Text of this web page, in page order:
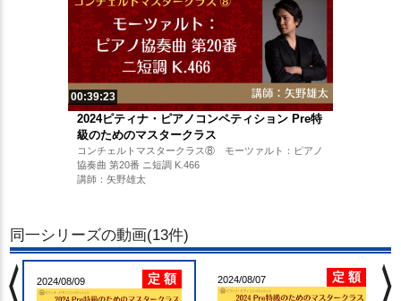
00:39:23
2024ピティナ・ピアノコンペティション Pre特
級のためのマスタークラス
コンチェルトマスタークラス⑧ モーツァルト：ピアノ
協奏曲 第20番 ニ短調 K.466
講師：矢野雄太
同一シリーズの動画(13件)
2024/08/09 定 額 2024/08/07 定 額